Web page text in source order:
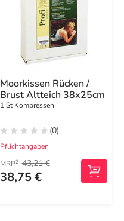
Moorkissen Rücken /
Brust Altteich 38x25cm
1 St Kompressen
(0)
Pflichtangaben
MRP2 43,21 €
38,75 €